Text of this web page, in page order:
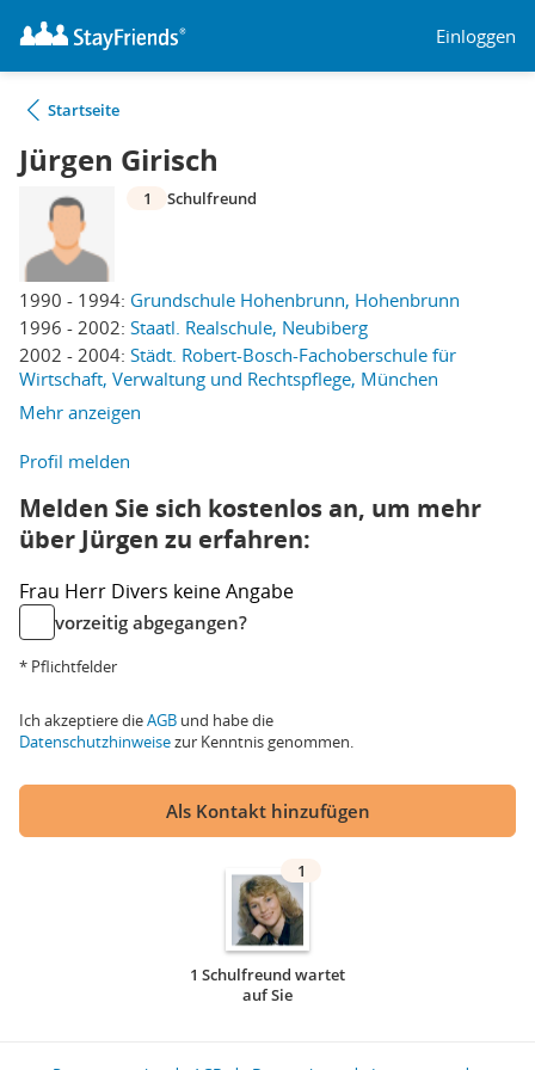
Einloggen
Startseite
Jürgen Girisch
1990 - 1994: Grundschule Hohenbrunn, Hohenbrunn
1996 - 2002: Staatl. Realschule, Neubiberg
2002 - 2004: Städt. Robert-Bosch-Fachoberschule für
Wirtschaft, Verwaltung und Rechtspflege, München
Mehr anzeigen
1 Schulfreund
Profil melden
Melden Sie sich kostenlos an, um mehr
über Jürgen zu erfahren:
Frau Herr Divers keine Angabe
vorzeitig abgegangen?
* Pflichtfelder
Ich akzeptiere dieAGB und habe die
Datenschutzhinweisezur Kenntnis genommen.
Als Kontakt hinzufügen
1
1 Schulfreund wartet
auf Sie